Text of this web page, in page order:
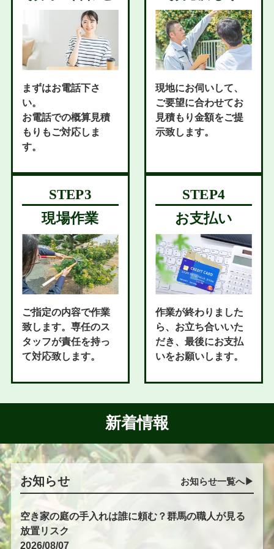
まずはお電話下さ
い。
お電話での概算見積
もりもご対応しま
す。
現地にお伺いして、
ご要望に合わせてお
見積もり金額をご提
示致します。
現場作業
ご指定の内容で作業
致します。専任のス
タッフが責任を持っ
て対応致します。
お支払い
作業が終わりました
ら、お立ち合いいた
だき、最後にお支払
いをお願いします。
新着情報
お知らせ お知らせ一覧へ▶︎
空き家の庭の手入れは誰に頼む？群馬の職人が見る
放置リスク
2026/08/07